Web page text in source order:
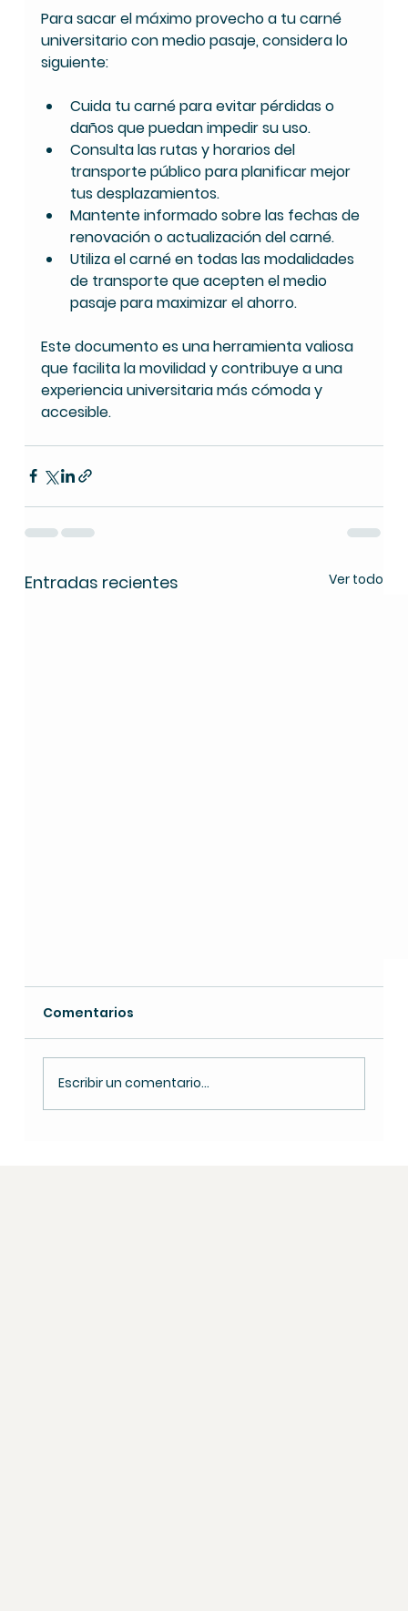
Para sacar el máximo provecho a tu carné
universitario con medio pasaje, considera lo
siguiente:
Cuida tu carné para evitar pérdidas o
daños que puedan impedir su uso.
Consulta las rutas y horarios del
transporte público para planificar mejor
tus desplazamientos.
Mantente informado sobre las fechas de
renovación o actualización del carné.
Utiliza el carné en todas las modalidades
de transporte que acepten el medio
pasaje para maximizar el ahorro.
Este documento es una herramienta valiosa
que facilita la movilidad y contribuye a una
experiencia universitaria más cómoda y
accesible.
Entradas recientes Ver todo
Día del Maestro
Comentarios
Escribir un comentario...